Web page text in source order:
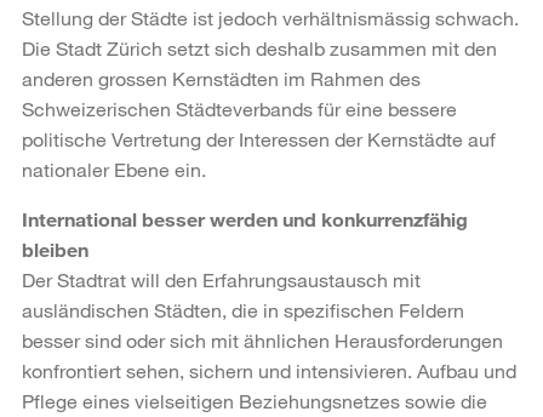
Stellung der Städte ist jedoch verhältnismässig schwach.
Die Stadt Zürich setzt sich deshalb zusammen mit den
anderen grossen Kernstädten im Rahmen des
Schweizerischen Städteverbands für eine bessere
politische Vertretung der Interessen der Kernstädte auf
nationaler Ebene ein.
International besser werden und konkurrenzfähig
bleiben
Der Stadtrat will den Erfahrungsaustausch mit
ausländischen Städten, die in spezifischen Feldern
besser sind oder sich mit ähnlichen Herausforderungen
konfrontiert sehen, sichern und intensivieren. Aufbau und
Pflege eines vielseitigen Beziehungsnetzes sowie die